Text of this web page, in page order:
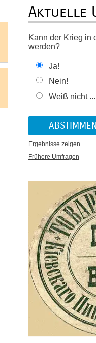
Aktuelle
Kann der Krieg in
werden?
Ja!
Nein!
Weiß nicht ...
Ergebnisse zeigen
Frühere Umfragen